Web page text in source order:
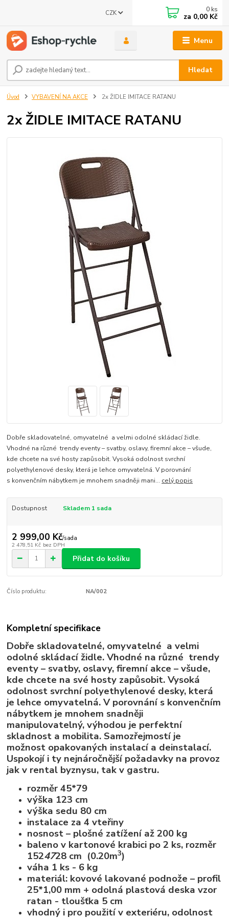
Menu
CZK
Hledat
0 ks
za 0,00 Kč
Úvod VYBAVENÍ NA AKCE 2x ŽIDLE IMITACE RATANU
2x ŽIDLE IMITACE RATANU
Dobře skladovatelné, omyvatelné a velmi odolné skládací židle.
Vhodné na různé trendy eventy – svatby, oslavy, firemní akce – všude,
kde chcete na své hosty zapůsobit. Vysoká odolnost svrchní
polyethylenové desky, která je lehce omyvatelná. V porovnání
s konvenčním nábytkem je mnohem snadněji mani... celý popis
Dostupnost Skladem 1 sada
2 999,00 Kč/sada
2 478,51 Kč bez DPH
Přidat do košíku
Číslo produktu: NA/002
Kompletní specifikace
Dobře skladovatelné, omyvatelné a velmi
odolné skládací židle. Vhodné na různé trendy
eventy – svatby, oslavy, firemní akce – všude,
kde chcete na své hosty zapůsobit. Vysoká
odolnost svrchní polyethylenové desky, která
je lehce omyvatelná. V porovnání s konvenčním
nábytkem je mnohem snadněji
manipulovatelný, výhodou je perfektní
skladnost a mobilita. Samozřejmostí je
možnost opakovaných instalací a deinstalací.
Uspokojí i ty nejnáročnější požadavky na provoz
jak v rental byznysu, tak v gastru.
rozměr 45*79
výška 123 cm
výška sedu 80 cm
instalace za 4 vteřiny
nosnost – plošné zatížení až 200 kg
baleno v kartonové krabici po 2 ks, rozměr
1524728 cm (0.20m3)
váha 1 ks - 6 kg
materiál: kovové lakované podnože – profil
25*1,00 mm + odolná plastová deska vzor
ratan - tloušťka 5 cm
vhodný i pro použití v exteriéru, odolnost